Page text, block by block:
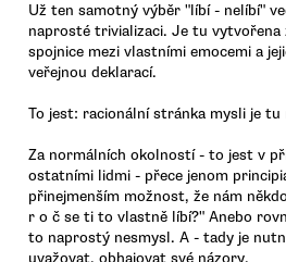
Už ten samotný výběr "líbí - nelíbí"
naprosté trivializaci. Je tu vytvořena
spojnice mezi vlastními emocemi a
veřejnou deklarací.
To jest: racionální stránka mysli je
Za normálních okolností - to jest v
ostatními lidmi - přece jenom
přinejmenším možnost, že nám
r o č se ti to vlastně líbí?" Anebo
to naprostý nesmysl. A - tady je